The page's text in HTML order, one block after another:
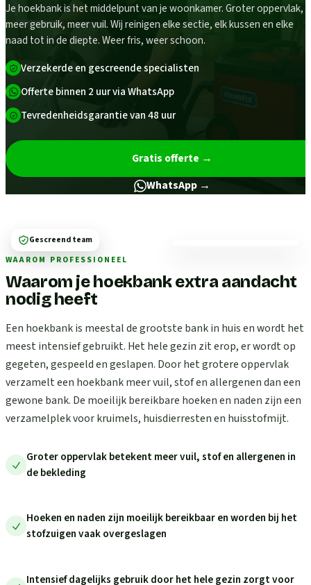
Je hoekbank is het middelpunt van je woonkamer. Groter oppervlak,
meer gebruik, meer vuil. Wij reinigen elke sectie, elk kussen en elke
naad tot in de diepte. Weer fris, weer schoon.
Verzekerde en gescreende specialisten
Offerte binnen 2 uur via WhatsApp
Tevredenheidsgarantie van 48 uur
Gratis offerte →
WhatsApp →
WAAROM PROFESSIONEEL
Waarom je hoekbank extra aandacht
nodig heeft
Een hoekbank is meestal de grootste bank in huis en wordt het
meest intensief gebruikt. Het hele gezin zit erop, er wordt op
gegeten, gespeeld en geslapen. Door het grotere oppervlak
verzamelt een hoekbank meer vuil, stof en allergenen dan een
gewone bank. De moeilijk bereikbare hoeken en naden zijn een
verzamelplek voor kruimels, huisdierresten en huisstofmijt.
Groter oppervlak betekent meer vuil, stof en allergenen in
de bekleding
Hoeken en naden zijn moeilijk bereikbaar en worden bij het
stofzuigen vaak overgeslagen
Intensief dagelijks gebruik door het hele gezin zorgt voor
Gescreend team